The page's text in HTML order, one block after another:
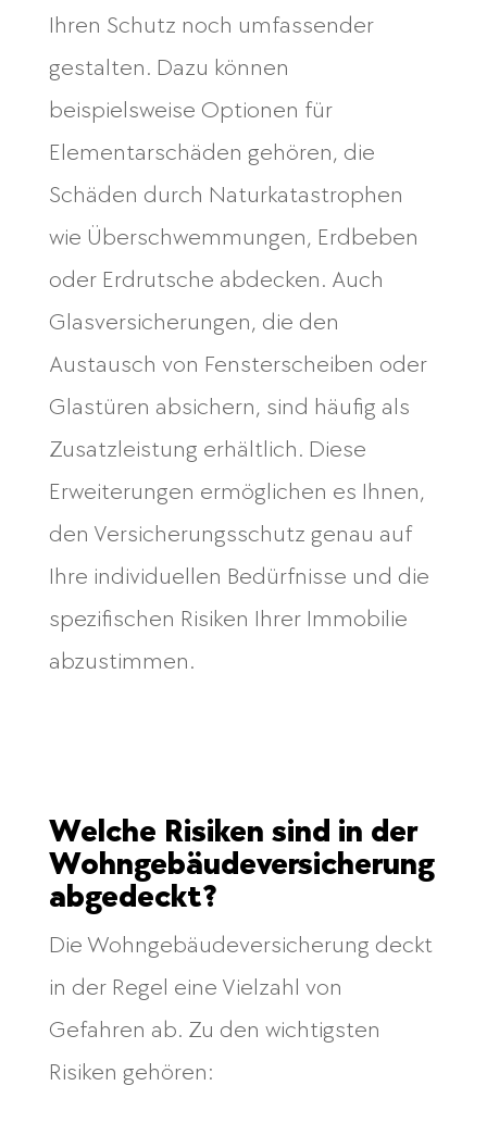
Ihren Schutz noch umfassender
gestalten. Dazu können
beispielsweise Optionen für
Elementarschäden gehören, die
Schäden durch Naturkatastrophen
wie Überschwemmungen, Erdbeben
oder Erdrutsche abdecken. Auch
Glasversicherungen, die den
Austausch von Fensterscheiben oder
Glastüren absichern, sind häufig als
Zusatzleistung erhältlich. Diese
Erweiterungen ermöglichen es Ihnen,
den Versicherungsschutz genau auf
Ihre individuellen Bedürfnisse und die
spezifischen Risiken Ihrer Immobilie
abzustimmen.
Welche Risiken sind in der
Wohngebäudeversicherung
abgedeckt?
Die Wohngebäudeversicherung deckt
in der Regel eine Vielzahl von
Gefahren ab. Zu den wichtigsten
Risiken gehören: